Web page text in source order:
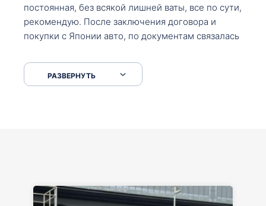
постоянная, без всякой лишней ваты, все по сути,
рекомендую. После заключения договора и
покупки с Японии авто, по документам связалась
что заполнить, куда зайти, образцы и т.д. После
приехал за авто. Меня тепло встретили Сергей с
РАЗВЕРНУТЬ